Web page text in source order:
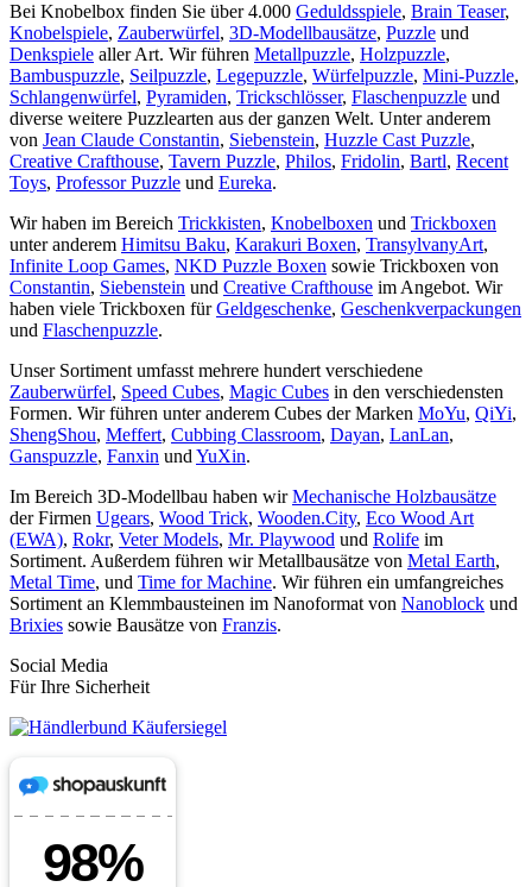
Bei Knobelbox finden Sie über 4.000 Geduldsspiele, Brain Teaser,
Knobelspiele, Zauberwürfel, 3D-Modellbausätze, Puzzle und
Denkspiele aller Art. Wir führen Metallpuzzle, Holzpuzzle,
Bambuspuzzle, Seilpuzzle, Legepuzzle, Würfelpuzzle, Mini-Puzzle,
Schlangenwürfel, Pyramiden, Trickschlösser, Flaschenpuzzle und
diverse weitere Puzzlearten aus der ganzen Welt. Unter anderem
von Jean Claude Constantin, Siebenstein, Huzzle Cast Puzzle,
Creative Crafthouse, Tavern Puzzle, Philos, Fridolin, Bartl, Recent
Toys, Professor Puzzle und Eureka.
Wir haben im Bereich Trickkisten, Knobelboxen und Trickboxen
unter anderem Himitsu Baku, Karakuri Boxen, TransylvanyArt,
Infinite Loop Games, NKD Puzzle Boxen sowie Trickboxen von
Constantin, Siebenstein und Creative Crafthouse im Angebot. Wir
haben viele Trickboxen fürGeldgeschenke, Geschenkverpackungen
und Flaschenpuzzle.
Unser Sortiment umfasst mehrere hundert verschiedene
Zauberwürfel, Speed Cubes, Magic Cubes in den verschiedensten
Formen. Wir führen unter anderem Cubes der Marken MoYu, QiYi,
ShengShou, Meffert, Cubbing Classroom, Dayan, LanLan,
Ganspuzzle, Fanxin und YuXin.
Im Bereich 3D-Modellbau haben wirMechanische Holzbausätze
der Firmen Ugears, Wood Trick, Wooden.City, Eco Wood Art
(EWA), Rokr, Veter Models, Mr. Playwood und Rolife im
Sortiment. Außerdem führen wir Metallbausätze von Metal Earth,
Metal Time, und Time for Machine. Wir führen ein umfangreiches
Sortiment an Klemmbausteinen im Nanoformat von Nanoblock und
Brixies sowie Bausätze von Franzis.
Social Media
Für Ihre Sicherheit